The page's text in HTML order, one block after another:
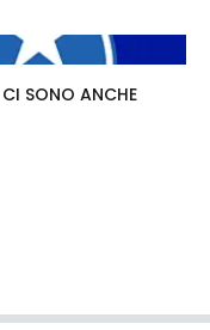
CI SONO ANCHE